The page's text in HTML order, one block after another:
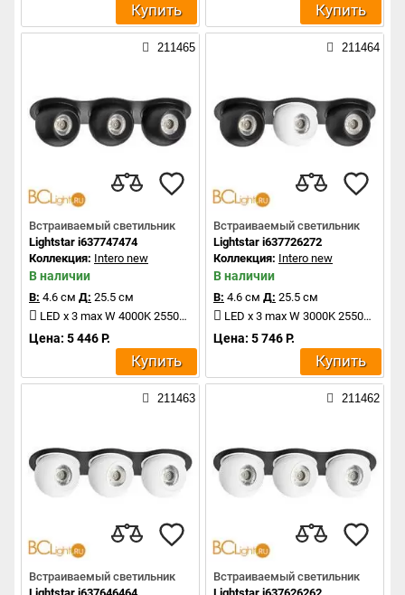
Купить Купить
211465
Встраиваемый светильник
Lightstar i637747474
Коллекция: Intero new
В наличии
В: 4.6 см Д: 25.5 см
LED x 3 max W 4000K 2550Lm
Цена: 5 446 Р.
Купить
211464
Встраиваемый светильник
Lightstar i637726272
Коллекция: Intero new
В наличии
В: 4.6 см Д: 25.5 см
LED x 3 max W 3000K 2550Lm
Цена: 5 746 Р.
Купить
211463
Встраиваемый светильник
211462
Встраиваемый светильник